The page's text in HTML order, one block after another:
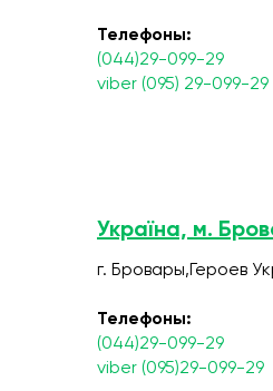
Телефоны:
(044)29-099-29
viber (095) 29-099-29
Україна, м.
г. Бровары,Героев
Телефоны:
(044)29-099-29
viber (095)29-099-29